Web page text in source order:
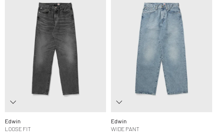
Edwin
LOOSE FIT
Edwin
WIDE PANT